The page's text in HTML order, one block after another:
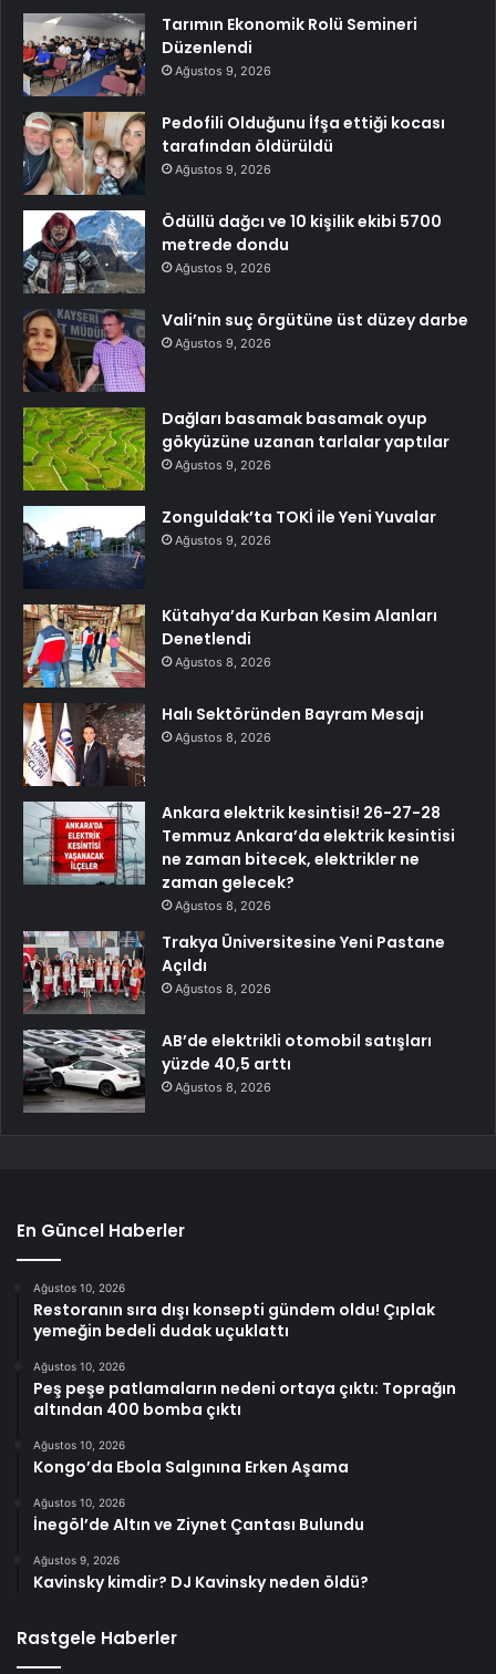
Tarımın Ekonomik Rolü Semineri
Düzenlendi
Ağustos 9, 2026
Pedofili Olduğunu İfşa ettiği kocası
tarafından öldürüldü
Ağustos 9, 2026
Ödüllü dağcı ve 10 kişilik ekibi 5700
metrede dondu
Ağustos 9, 2026
Vali’nin suç örgütüne üst düzey darbe
Ağustos 9, 2026
Dağları basamak basamak oyup
gökyüzüne uzanan tarlalar yaptılar
Ağustos 9, 2026
Zonguldak’ta TOKİ ile Yeni Yuvalar
Ağustos 9, 2026
Kütahya’da Kurban Kesim Alanları
Denetlendi
Ağustos 8, 2026
Halı Sektöründen Bayram Mesajı
Ağustos 8, 2026
Ankara elektrik kesintisi! 26-27-28
Temmuz Ankara’da elektrik kesintisi
ne zaman bitecek, elektrikler ne
zaman gelecek?
Ağustos 8, 2026
Trakya Üniversitesine Yeni Pastane
Açıldı
Ağustos 8, 2026
AB’de elektrikli otomobil satışları
yüzde 40,5 arttı
Ağustos 8, 2026
En Güncel Haberler
Ağustos 10, 2026
Restoranın sıra dışı konsepti gündem oldu! Çıplak
yemeğin bedeli dudak uçuklattı
Ağustos 10, 2026
Peş peşe patlamaların nedeni ortaya çıktı: Toprağın
altından 400 bomba çıktı
Ağustos 10, 2026
Kongo’da Ebola Salgınına Erken Aşama
Ağustos 10, 2026
İnegöl’de Altın ve Ziynet Çantası Bulundu
Ağustos 9, 2026
Kavinsky kimdir? DJ Kavinsky neden öldü?
Rastgele Haberler